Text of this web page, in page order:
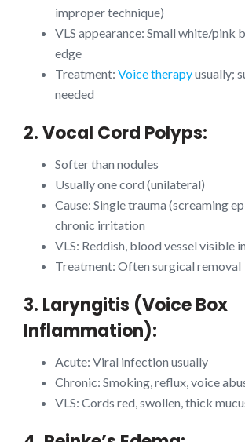
improper technique)
VLS appearance: Small white/pink
edge
Treatment: Voice therapyusually;
needed
2. Vocal Cord Polyps:
Softer than nodules
Usually one cord (unilateral)
Cause: Single trauma (screaming
chronic irritation
VLS: Reddish, blood vessel visible
Treatment: Often surgical removal
3. Laryngitis (Voice Box
Inflammation):
Acute: Viral infection usually
Chronic: Smoking, reflux, voice
VLS: Cords red, swollen, thick